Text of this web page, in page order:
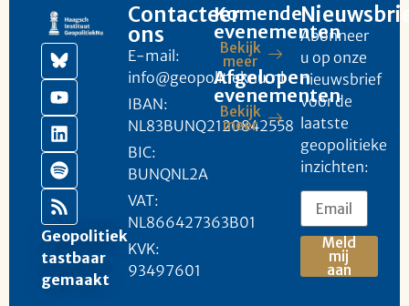
Geopolitiek
tastbaar
gemaakt
Contacteer
ons
E-mail:
info@geopolitieknu.nl
IBAN:
NL83BUNQ2120842558
BIC:
BUNQNL2A
VAT:
NL866427363B01
KVK:
93497601
Komende
evenementen
Bekijk
meer
Afgelopen
evenementen
Bekijk
meer
Abonneer
u op onze
nieuwsbrief
voor de
laatste
geopolitieke
inzichten:
Meld
mij
aan